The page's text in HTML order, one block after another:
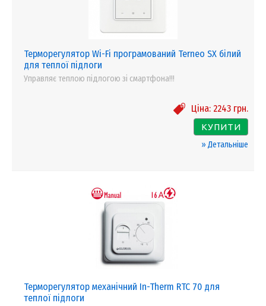
Терморегулятор Wi-Fi програмований Terneo SX білий
для теплої підлоги
Управляє теплою підлогою зі смартфона!!!
Ціна: 2243 грн.
КУПИТИ
» Детальніше
Терморегулятор механічний In-Therm RTC 70 для
теплої підлоги